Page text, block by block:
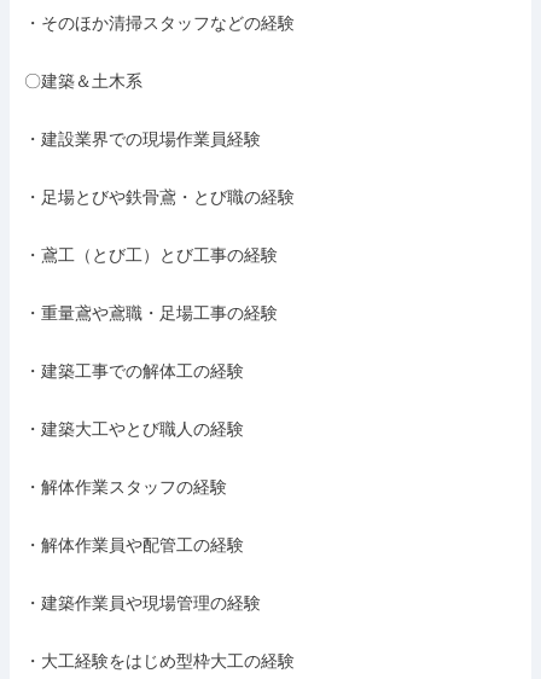
・そのほか清掃スタッフなどの経験
〇建築＆土木系
・建設業界での現場作業員経験
・足場とびや鉄骨鳶・とび職の経験
・鳶工（とび工）とび工事の経験
・重量鳶や鳶職・足場工事の経験
・建築工事での解体工の経験
・建築大工やとび職人の経験
・解体作業スタッフの経験
・解体作業員や配管工の経験
・建築作業員や現場管理の経験
・大工経験をはじめ型枠大工の経験